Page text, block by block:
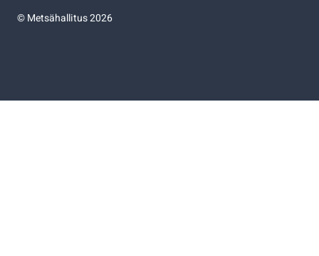
©Metsähallitus 2026